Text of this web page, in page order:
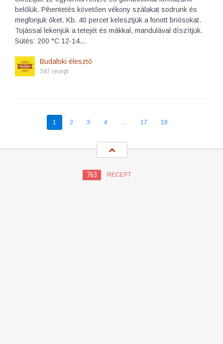
belőlük. Pihentetés követően vékony szálakat sodrunk és
megfonjuk őket. Kb. 40 percet kelesztjük a fonott briósokat.
Tojással lekenjük a tetejét és mákkal, mandulával díszítjük.
Sütés: 200 °C 12-14…
Budafoki élesztő
347 recept
1 2 3 4 … 17 18
763 RECEPT